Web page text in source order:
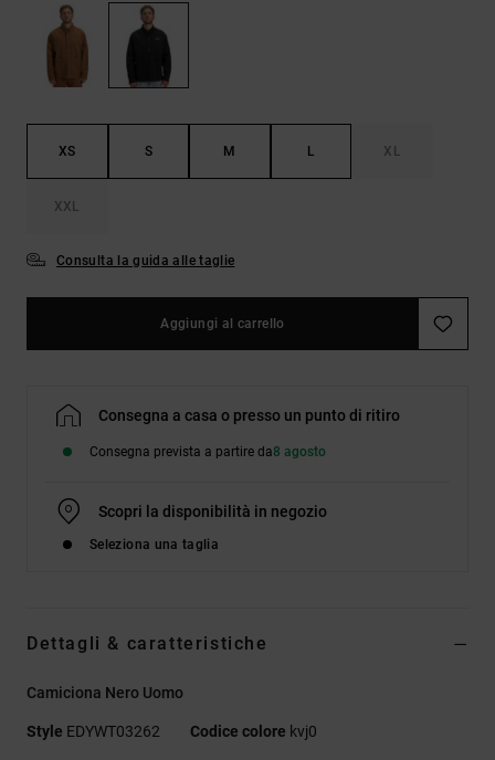
risposte
alle
domande
più
contatto.
XS S M L XL
XXL
Consulta la guida alle taglie
Aggiungi al carrello
Consegna a casa o presso un punto di ritiro
Consegna prevista a partire da8 agosto
Scopri la disponibilità in negozio
Seleziona una taglia
Dettagli & caratteristiche
Camiciona Nero Uomo
Style EDYWT03262 Codice colore kvj0